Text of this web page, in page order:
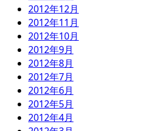
2012年12月
2012年11月
2012年10月
2012年9月
2012年8月
2012年7月
2012年6月
2012年5月
2012年4月